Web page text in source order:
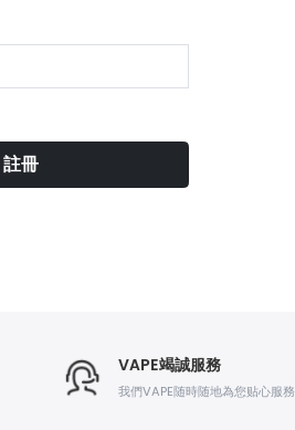
註冊
VAPE竭誠服務
我們VAPE随時随地為您贴心服務